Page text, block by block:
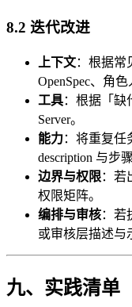
8.2 迭代改进
上下文：根据常
OpenSpec、角色
工具：根据「缺
Server。
能力：将重复任
description 与步骤
边界与权限：若
权限矩阵。
编排与审核：若
或审核层描述与
九、实践清单